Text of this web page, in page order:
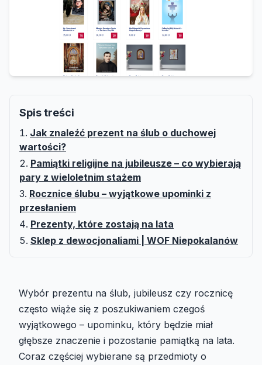
Spis treści
Jak znaleźć prezent na ślub o duchowej
wartości?
Pamiątki religijne na jubileusze – co wybierają
pary z wieloletnim stażem
Rocznice ślubu – wyjątkowe upominki z
przesłaniem
Prezenty, które zostają na lata
Sklep z dewocjonaliami | WOF Niepokalanów
Wybór prezentu na ślub, jubileusz czy rocznicę
często wiąże się z poszukiwaniem czegoś
wyjątkowego – upominku, który będzie miał
głębsze znaczenie i pozostanie pamiątką na lata.
Coraz częściej wybierane są przedmioty o